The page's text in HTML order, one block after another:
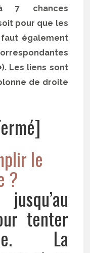
7 chances
pour que les
également
Les liens sont
de droite
le
?
tenter
La